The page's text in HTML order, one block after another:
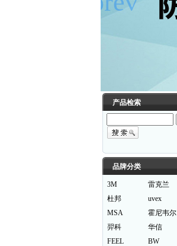
产品检索
品牌分类
3M 雷克兰
杜邦
uvex
MSA
霍尼韦尔
羿科
华信
FEEL
BW